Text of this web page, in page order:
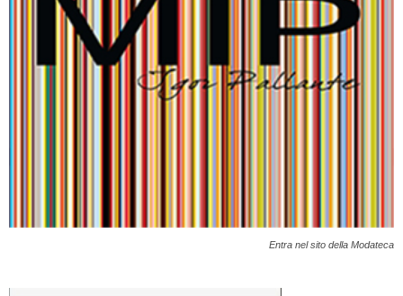
Entra nel sito della Modateca